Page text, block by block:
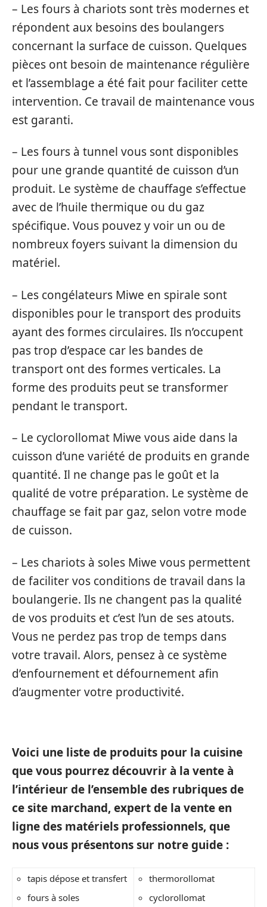
– Les fours à chariots sont très modernes et
répondent aux besoins des boulangers
concernant la surface de cuisson. Quelques
pièces ont besoin de maintenance régulière
et l’assemblage a été fait pour faciliter cette
intervention. Ce travail de maintenance vous
est garanti.
– Les fours à tunnel vous sont disponibles
pour une grande quantité de cuisson d’un
produit. Le système de chauffage s’effectue
avec de l’huile thermique ou du gaz
spécifique. Vous pouvez y voir un ou de
nombreux foyers suivant la dimension du
matériel.
– Les congélateurs Miwe en spirale sont
disponibles pour le transport des produits
ayant des formes circulaires. Ils n’occupent
pas trop d’espace car les bandes de
transport ont des formes verticales. La
forme des produits peut se transformer
pendant le transport.
– Le cyclorollomat Miwe vous aide dans la
cuisson d’une variété de produits en grande
quantité. Il ne change pas le goût et la
qualité de votre préparation. Le système de
chauffage se fait par gaz, selon votre mode
de cuisson.
– Les chariots à soles Miwe vous permettent
de faciliter vos conditions de travail dans la
boulangerie. Ils ne changent pas la qualité
de vos produits et c’est l’un de ses atouts.
Vous ne perdez pas trop de temps dans
votre travail. Alors, pensez à ce système
d’enfournement et défournement afin
d’augmenter votre productivité.
Voici une liste de produits pour la cuisine
que vous pourrez découvrir à la vente à
l’intérieur de l’ensemble des rubriques de
ce site marchand, expert de la vente en
ligne des matériels professionnels, que
nous vous présentons sur notre guide :
tapis dépose et transfert
fours à soles
thermorollomat
cyclorollomat